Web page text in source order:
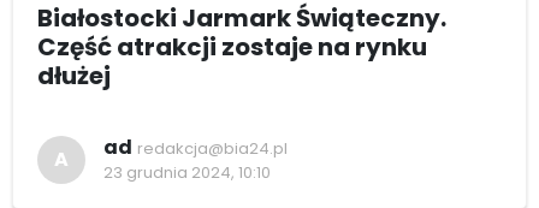
Białostocki Jarmark Świąteczny.
Część atrakcji zostaje na rynku
dłużej
A ad redakcja@bia24.pl
23 grudnia 2024, 10:10